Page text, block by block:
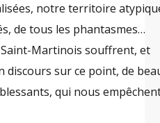
notre territoire
de tous les phantasmes…
Martinois souffrent, et
discours sur ce point, de
qui nous